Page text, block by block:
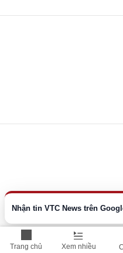
Trang chủ Xem nhiều
Nhận tin VTC News trên